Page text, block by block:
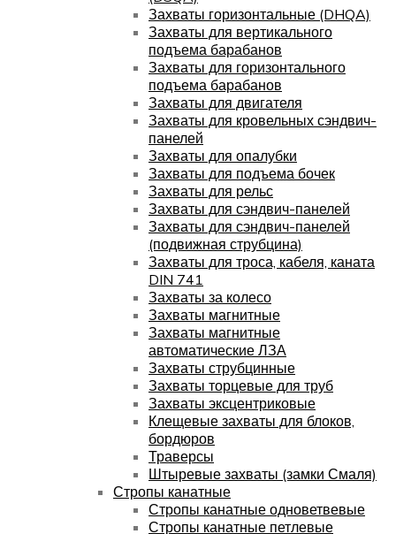
Захваты горизонтальные (DHQA)
Захваты для вертикального
подъема барабанов
Захваты для горизонтального
подъема барабанов
Захваты для двигателя
Захваты для кровельных сэндвич-
панелей
Захваты для опалубки
Захваты для подъема бочек
Захваты для рельс
Захваты для сэндвич-панелей
Захваты для сэндвич-панелей
(подвижная струбцина)
Захваты для троса, кабеля, каната
DIN 741
Захваты за колесо
Захваты магнитные
Захваты магнитные
автоматические ЛЗА
Захваты струбцинные
Захваты торцевые для труб
Захваты эксцентриковые
Клещевые захваты для блоков,
бордюров
Траверсы
Штыревые захваты (замки Смаля)
Стропы канатные
Стропы канатные одноветвевые
Стропы канатные петлевые